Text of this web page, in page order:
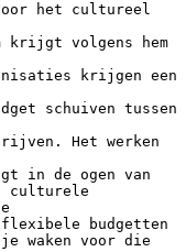
het cultureel
krijgt volgens hem
krijgen een
schuiven tussen
Het werken
in de ogen van
culturele
budgetten
waken voor die